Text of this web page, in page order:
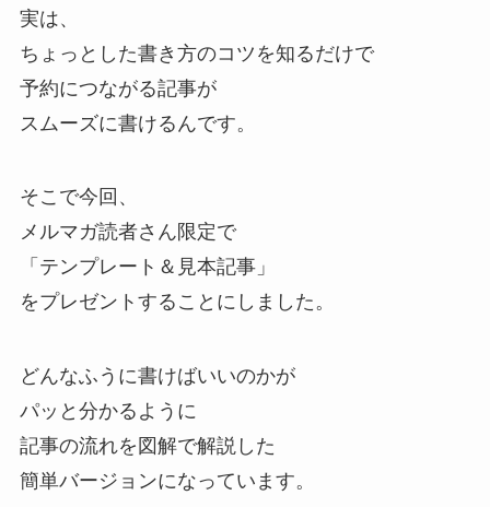
実は、
ちょっとした書き方のコツを知るだけで
予約につながる記事が
スムーズに書けるんです。
そこで今回、
メルマガ読者さん限定で
「テンプレート＆見本記事」
をプレゼントすることにしました。
どんなふうに書けばいいのかが
パッと分かるように
記事の流れを図解で解説した
簡単バージョンになっています。